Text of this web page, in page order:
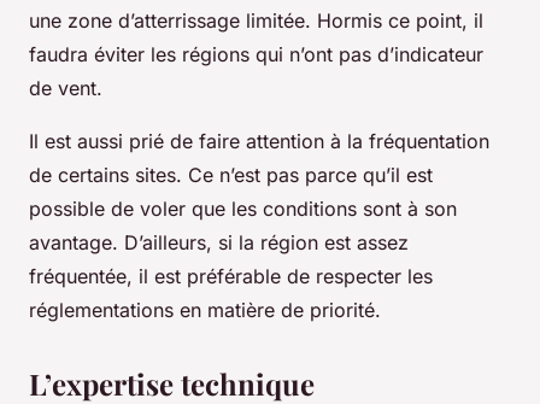
une zone d’atterrissage limitée. Hormis ce point, il
faudra éviter les régions qui n’ont pas d’indicateur
de vent.
Il est aussi prié de faire attention à la fréquentation
de certains sites. Ce n’est pas parce qu’il est
possible de voler que les conditions sont à son
avantage. D’ailleurs, si la région est assez
fréquentée, il est préférable de respecter les
réglementations en matière de priorité.
L’expertise technique